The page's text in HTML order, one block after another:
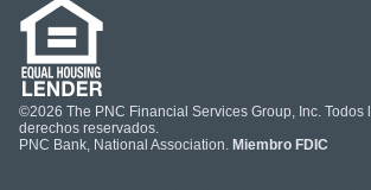
©2026 The PNC Financial Services Group, Inc. Todos
derechos reservados.
PNC Bank, National Association. Miembro FDIC